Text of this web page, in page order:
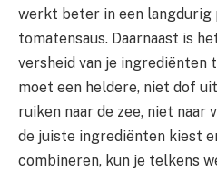
werkt beter in een langdurig
tomatensaus. Daarnaast is
versheid van je ingrediënten
moet een heldere, niet dof
ruiken naar de zee, niet naar
de juiste ingrediënten kiest
combineren, kun je telkens